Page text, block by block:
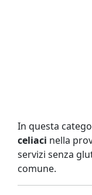
In questa
celiaci nella
servizi senza
comune.